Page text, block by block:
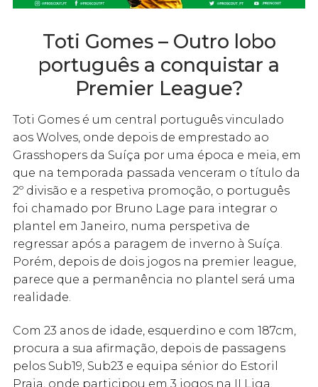
Toti Gomes – Outro lobo
português a conquistar a
Premier League?
Toti Gomes é um central português vinculado
aos Wolves, onde depois de emprestado ao
Grasshopers da Suíça por uma época e meia, em
que na temporada passada venceram o título da
2º divisão e a respetiva promoção, o português
foi chamado por Bruno Lage para integrar o
plantel em Janeiro, numa perspetiva de
regressar após a paragem de inverno à Suíça.
Porém, depois de dois jogos na premier league,
parece que a permanência no plantel será uma
realidade.
Com 23 anos de idade, esquerdino e com 187cm,
procura a sua afirmação, depois de passagens
pelos Sub19, Sub23 e equipa sénior do Estoril
Praia, onde participou em 3 jogos na II Liga.